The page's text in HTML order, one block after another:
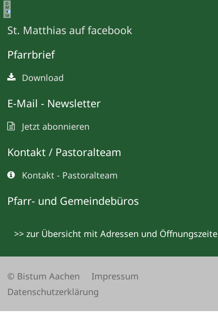
©
M
e
ta
St. Matthias auf facebook
Pfarrbrief
Download
E-Mail - Newsletter
Jetzt abonnieren
Kontakt / Pastoralteam
Kontakt - Pastoralteam
Pfarr- und Gemeindebüros
>> zur Übersicht mit Adressen und
© Bistum Aachen
Impressum
Datenschutzerklärung